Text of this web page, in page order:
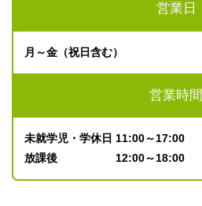
営業日
月～金（祝日含む）
営業時間
未就学児・学休日 11:00～17:00
放課後 12:00～18:00